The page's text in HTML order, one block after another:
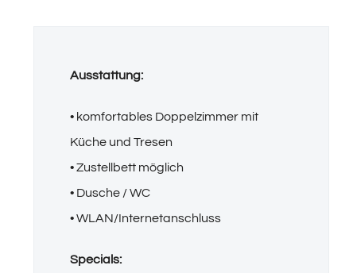
Ausstattung:
• komfortables Doppelzimmer mit
Küche und Tresen
• Zustellbett möglich
• Dusche / WC
• WLAN/Internetanschluss
Specials: